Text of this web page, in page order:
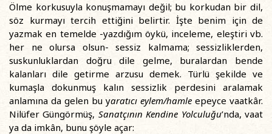
Ölme korkusuyla konuşmamayı değil; bu korkudan bir dil,
söz kurmayı tercih ettiğini belirtir. İşte benim için de
yazmak en temelde -yazdığım öykü, inceleme, eleştiri vb.
her ne olursa olsun- sessiz kalmama; sessizliklerden,
suskunluklardan doğru dile gelme, buralardan bende
kalanları dile getirme arzusu demek. Türlü şekilde ve
kumaşla dokunmuş kalın sessizlik perdesini aralamak
anlamına da gelen bu yaratıcı eylem/hamle epeyce vaatkâr.
Nilüfer Güngörmüş, Sanatçının Kendine Yolculuğu’nda, vaat
ya da imkân, bunu şöyle açar: